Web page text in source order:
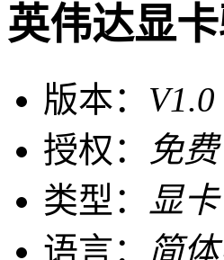
英伟达显
版本： V1.0
授权：
免费
类型： 显卡
语言： 简